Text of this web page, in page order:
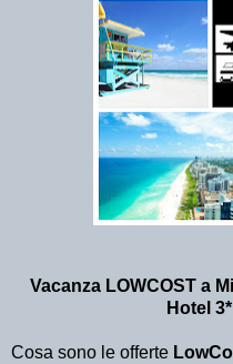
Vacanza LOWCOST a
Hotel
Cosa sono le offerte